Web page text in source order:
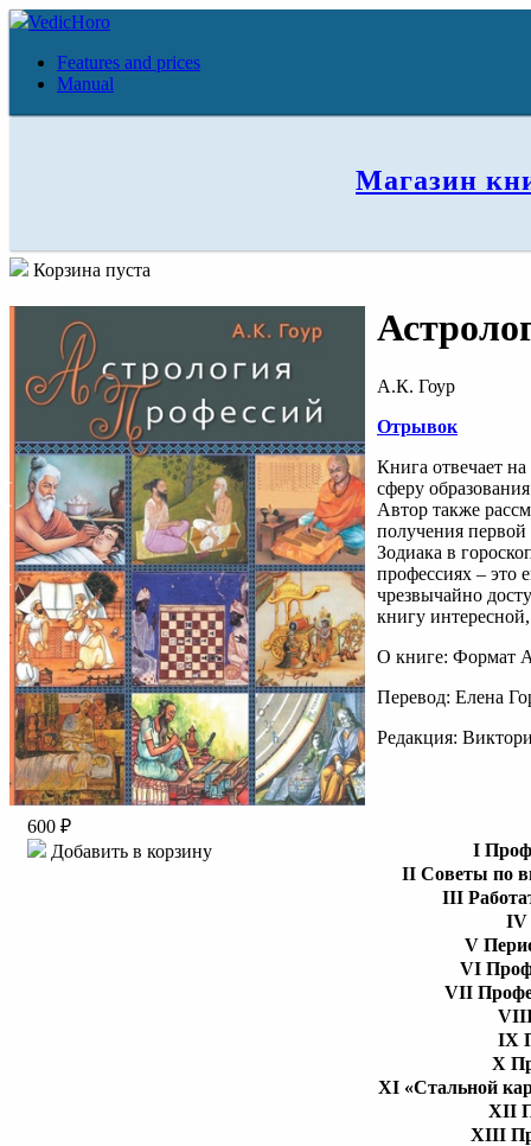
VedicHoro
Features and prices
Manual
Магазин
Корзина пуста
600 ₽
Добавить в корзину
А.К. Гоур
Отрывок
Книга отвечает
сферу
Автор также
получения
Зодиака в
профессиях – это
чрезвычайно
книгу
О книге: Формат
Перевод: Елена
Редакция:
I
II Советы по
III
IV
V
VI
VII
VIII
IX
X
XI «Стальной
XII
XIII